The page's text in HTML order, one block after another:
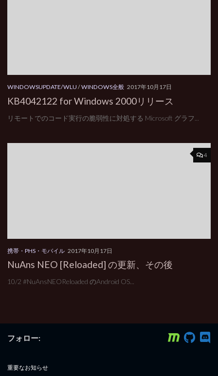
WINDOWSUPDATE/WLU /WINDOWS全般 2017年10月17日
KB4042122 for Windows 2000リリース
リモートでのコード実行の脆弱性に対処する Microsoft グラフ...
4
携帯・PHS・モバイル 2017年10月17日
NuAns NEO [Reloaded] の更新、その後
10/2 #NuAnsNEOReloaded のAndroid OS...
フォロー:
重要なお知らせ